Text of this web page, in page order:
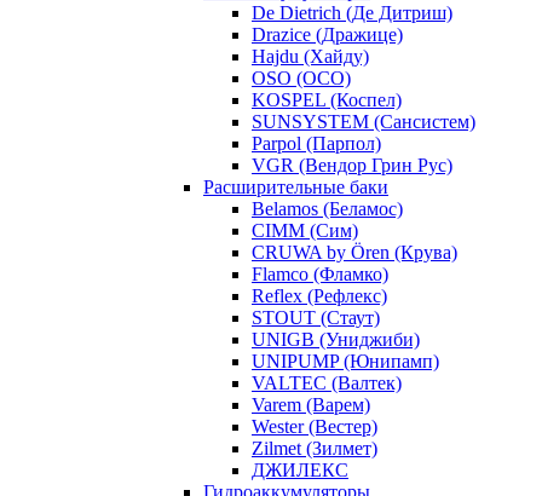
De Dietrich (Де Дитриш)
Drazice (Дражице)
Hajdu (Хайду)
OSO (ОСО)
KOSPEL (Коспел)
SUNSYSTEM (Сансистем)
Parpol (Парпол)
VGR (Вендор Грин Рус)
Расширительные баки
Belamos (Беламос)
CIMM (Сим)
CRUWA by Ören (Крува)
Flamco (Фламко)
Reflex (Рефлекс)
STOUT (Стаут)
UNIGB (Униджиби)
UNIPUMP (Юнипамп)
VALTEC (Валтек)
Varem (Варем)
Wester (Вестер)
Zilmet (Зилмет)
ДЖИЛЕКС
Гидроаккумуляторы